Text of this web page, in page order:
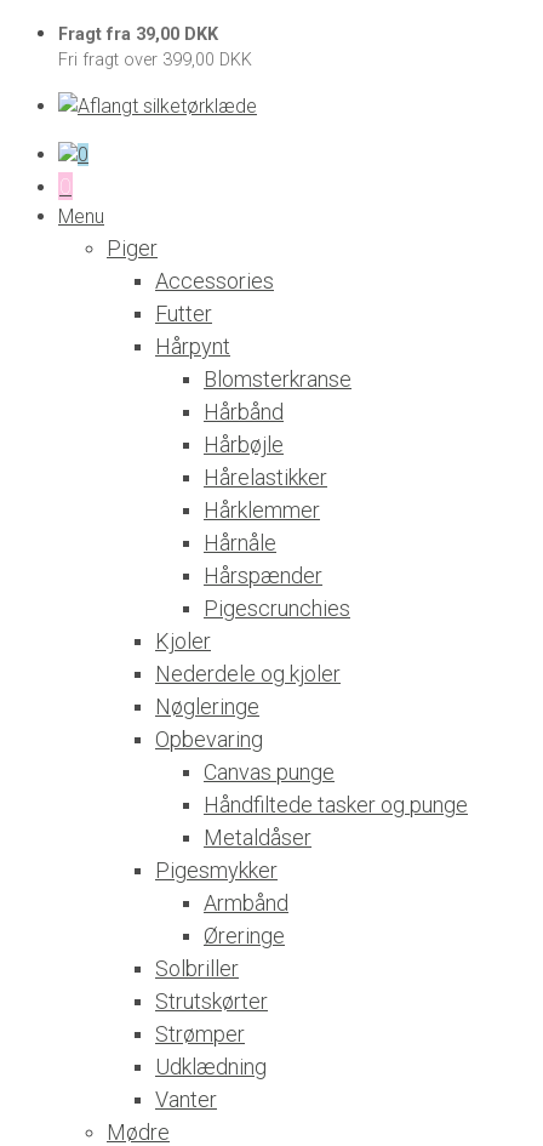
Fragt fra 39,00 DKK
Fri fragt over 399,00 DKK
0
0
Menu
Piger
Accessories
Futter
Hårpynt
Blomsterkranse
Hårbånd
Hårbøjle
Hårelastikker
Hårklemmer
Hårnåle
Hårspænder
Pigescrunchies
Kjoler
Nederdele og kjoler
Nøgleringe
Opbevaring
Canvas punge
Håndfiltede tasker og punge
Metaldåser
Pigesmykker
Armbånd
Øreringe
Solbriller
Strutskørter
Strømper
Udklædning
Vanter
Mødre